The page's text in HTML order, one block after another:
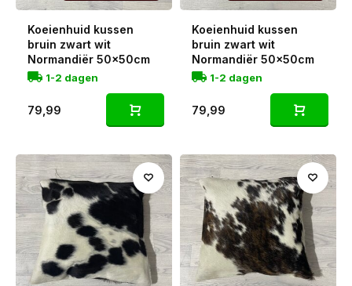
Koeienhuid kussen
bruin zwart wit
Normandiër 50x50cm
1-2 dagen
79,99
Koeienhuid kussen
bruin zwart wit
Normandiër 50x50cm
1-2 dagen
79,99